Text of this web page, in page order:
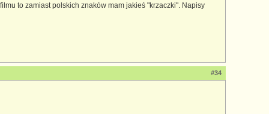
to zamiast polskich znaków mam jakieś "krzaczki". Napisy
#34